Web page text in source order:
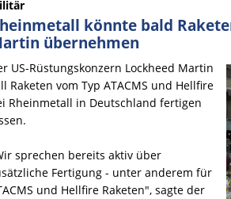
könnte bald
übernehmen
US-Rüstungskonzern Lockheed Martin
Raketen vom Typ ATACMS und Hellfire
Rheinmetall in Deutschland fertigen
sprechen bereits aktiv über
Fertigung - unter anderem für
und Hellfire Raketen", sagte der